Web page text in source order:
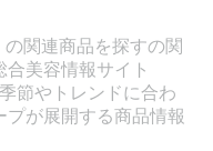
関連商品を探すの関
美容情報サイト
節やトレンドに合わ
が展開する商品情報